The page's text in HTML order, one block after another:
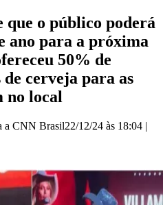
que o público poderá
ano para a próxima
50% de
de cerveja para as
no local
a CNN Brasil22/12/24 às 18:04 |